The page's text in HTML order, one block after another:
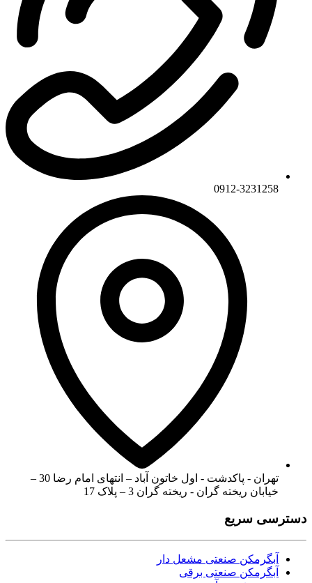
0912-3231258
تهران - پاکدشت - اول خاتون آباد – انتهای امام رضا 30 –
خیابان ریخته گران - ریخته گران 3 – پلاک 17
دسترسی سریع
آبگرمکن صنعتی مشعل دار
آبگرمکن صنعتی برقی